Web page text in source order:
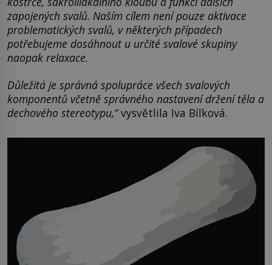
zapojených svalů. Naším cílem není pouze aktivace
problematických svalů, v některých případech
potřebujeme dosáhnout u určité svalové skupiny
naopak relaxace.
Důležitá je správná spolupráce všech svalových
komponentů včetně správného nastavení držení těla a
dechového stereotypu,“vysvětlila Iva Bílková.